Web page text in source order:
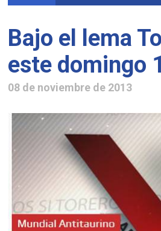
Bajo el lema
este domingo
08 de noviembre de 2013